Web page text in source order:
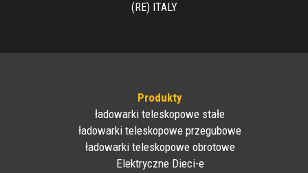
(RE) ITALY
Produkty
ładowarki teleskopowe stałe
ładowarki teleskopowe przegubowe
ładowarki teleskopowe obrotowe
Elektryczne Dieci-e